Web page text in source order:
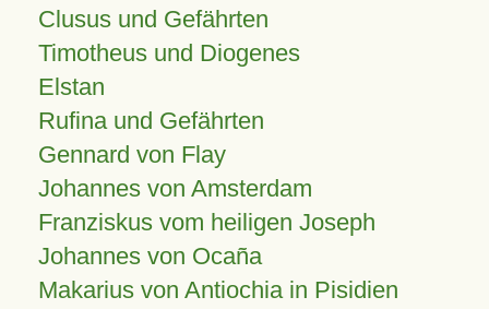
Clusus und Gefährten
Timotheus und Diogenes
Elstan
Rufina und Gefährten
Gennard von Flay
Johannes von Amsterdam
Franziskus vom heiligen Joseph
Johannes von Ocaña
Makarius von Antiochia in Pisidien